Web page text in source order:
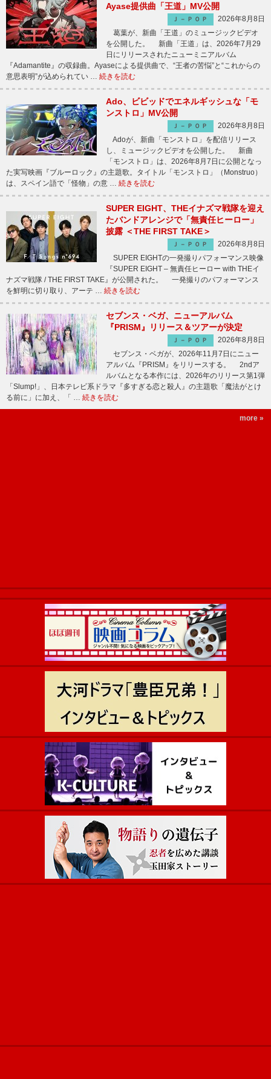
Ayase提供曲「王道」MV公開
Ｊ－ＰＯＰ
2026年8月8日
葛葉が、新曲「王道」のミュージックビデオ
を公開した。 新曲「王道」は、2026年7月29
日にリリースされたニューミニアルバム
『Adamantite』の収録曲。Ayaseによる提供曲で、“王者の苦悩”と“これからの
意思表明”が込められてい … 続きを読む
Ado、ビビッドでエネルギッシュな「モ
ンストロ」MV公開
Ｊ－ＰＯＰ
2026年8月8日
Adoが、新曲「モンストロ」を配信リリース
し、ミュージックビデオを公開した。 新曲
「モンストロ」は、2026年8月7日に公開となっ
た実写映画『ブルーロック』の主題歌。タイトル「モンストロ」（Monstruo）
は、スペイン語で「怪物」の意 … 続きを読む
SUPER EIGHT、THEイナズマ戦隊を迎え
たバンドアレンジで「無責任ヒーロー」
披露 ＜THE FIRST TAKE＞
Ｊ－ＰＯＰ
2026年8月8日
SUPER EIGHTの一発撮りパフォーマンス映像
『SUPER EIGHT – 無責任ヒーロー with THEイ
ナズマ戦隊 / THE FIRST TAKE』が公開された。 一発撮りのパフォーマンス
を鮮明に切り取り、アーテ … 続きを読む
セブンス・ベガ、ニューアルバム
『PRISM』リリース＆ツアーが決定
Ｊ－ＰＯＰ
2026年8月8日
セブンス・ベガが、2026年11月7日にニュー
アルバム『PRISM』をリリースする。 2ndア
ルバムとなる本作には、2026年のリリース第1弾
「Slump!」、日本テレビ系ドラマ『多すぎる恋と殺人』の主題歌「魔法がとけ
る前に」に加え、「 … 続きを読む
more »